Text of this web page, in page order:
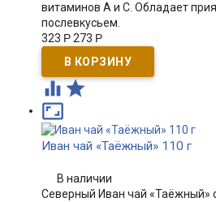
витаминов А и С. Обладает
послевкусьем.
323 Р 273 Р
 

Иван чай «Таёжный» 110 г
В наличии
Северный Иван чай «Таёжный»